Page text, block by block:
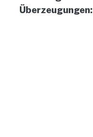
Überzeugungen: